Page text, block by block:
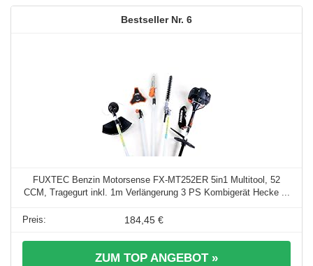
6
FUXTEC Benzin Motorsense FX-MT252ER 5in1 Multitool, 52
CCM, Tragegurt inkl. 1m Verlängerung 3 PS Kombigerät Hecke ...
184,45 €
ZUM TOP ANGEBOT »